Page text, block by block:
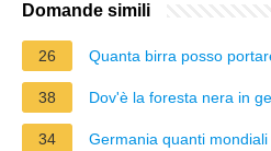
Domande simili
26 Quanta birra posso
38 Dov'è la foresta nera in
34 Germania quanti